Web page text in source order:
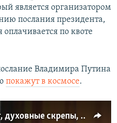
является организатором
послания президента,
по квоте
Владимира Путина
покажут в космосе.
Экономический рост, духовные скрепы, Крым: обещания Владимира Путина с 2000 года (видео)